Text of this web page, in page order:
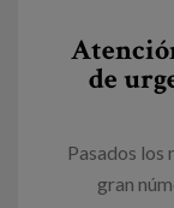
de
Pasados los
gran